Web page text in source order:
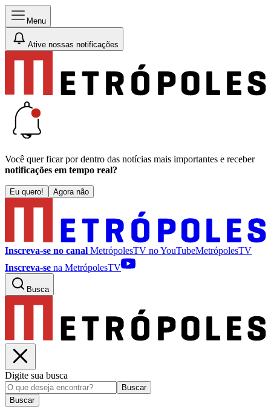
Menu
Ative nossas notificações
Você quer ficar por dentro das notícias mais importantes e receber
notificações em tempo real?
Eu quero! Agora não
Inscreva-se no canal MetrópolesTV noYouTubeMetrópolesTV
Inscreva-se na MetrópolesTV
Busca
Digite sua busca
Buscar
Buscar